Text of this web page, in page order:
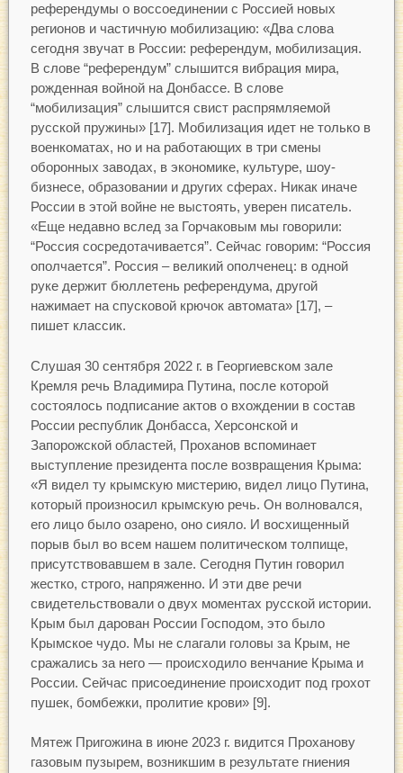
референдумы о воссоединении с Россией новых
регионов и частичную мобилизацию: «Два слова
сегодня звучат в России: референдум, мобилизация.
В слове “референдум” слышится вибрация мира,
рожденная войной на Донбассе. В слове
“мобилизация” слышится свист распрямляемой
русской пружины» [17]. Мобилизация идет не только в
военкоматах, но и на работающих в три смены
оборонных заводах, в экономике, культуре, шоу-
бизнесе, образовании и других сферах. Никак иначе
России в этой войне не выстоять, уверен писатель.
«Еще недавно вслед за Горчаковым мы говорили:
“Россия сосредотачивается”. Сейчас говорим: “Россия
ополчается”. Россия – великий ополченец: в одной
руке держит бюллетень референдума, другой
нажимает на спусковой крючок автомата» [17], –
пишет классик.
Слушая 30 сентября 2022 г. в Георгиевском зале
Кремля речь Владимира Путина, после которой
состоялось подписание актов о вхождении в состав
России республик Донбасса, Херсонской и
Запорожской областей, Проханов вспоминает
выступление президента после возвращения Крыма:
«Я видел ту крымскую мистерию, видел лицо Путина,
который произносил крымскую речь. Он волновался,
его лицо было озарено, оно сияло. И восхищенный
порыв был во всем нашем политическом толпище,
присутствовавшем в зале. Сегодня Путин говорил
жестко, строго, напряженно. И эти две речи
свидетельствовали о двух моментах русской истории.
Крым был дарован России Господом, это было
Крымское чудо. Мы не слагали головы за Крым, не
сражались за него — происходило венчание Крыма и
России. Сейчас присоединение происходит под грохот
пушек, бомбежки, пролитие крови» [9].
Мятеж Пригожина в июне 2023 г. видится Проханову
газовым пузырем, возникшим в результате гниения